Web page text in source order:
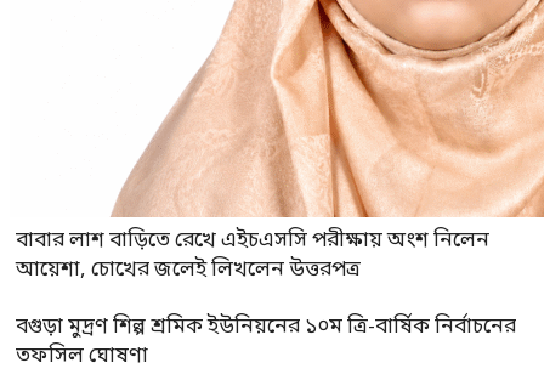
বাবার লাশ বাড়িতে রেখে এইচএসসি পরীক্ষায় অংশ নিলেন
আয়েশা, চোখের জলেই লিখলেন উত্তরপত্র
বগুড়া মুদ্রণ শিল্প শ্রমিক ইউনিয়নের ১০ম ত্রি-বার্ষিক নির্বাচনের
তফসিল ঘোষণা